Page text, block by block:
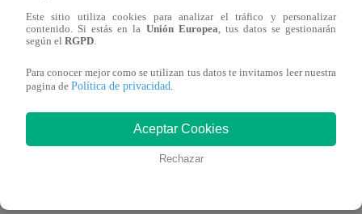
Mujeres al Mando – Viernes 25 de febrero
del 2022 – Programa completo
También te puede
interesar
Este sitio utiliza cookies para analizar el tráfico y personalizar
contenido. Si estás en la Unión Europea , tus datos se gestionarán
según el RGPD
Para conocer mejor como se utilizan tus datos te invitamos leer nuestra
pagina de Política de privacidad
Aceptar Cookies
Rechazar